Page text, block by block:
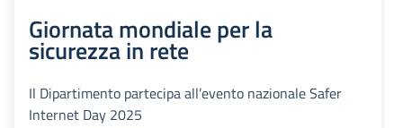
Giornata mondiale per la
sicurezza in rete
Il Dipartimento partecipa all’evento nazionale Safer
Internet Day 2025